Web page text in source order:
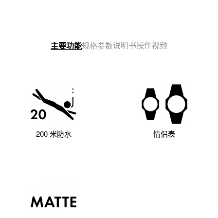
主要功能规格参数说明书操作视频
200 米防水 情侣表